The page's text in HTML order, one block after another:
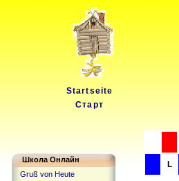
Startseite
Старт
L
Школа Онлайн
Gruß von Heute